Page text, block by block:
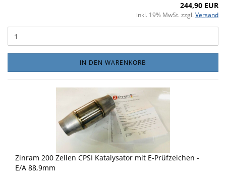
244,90 EUR
inkl. 19% MwSt. zzgl. Versand
IN DEN WARENKORB
Zinram 200 Zellen CPSI Katalysator mit E-Prüfzeichen -
E/A 88,9mm